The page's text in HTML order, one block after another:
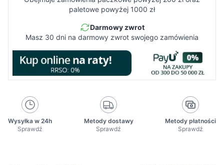
paletowe powyżej 1000 zł
Darmowy zwrot
Masz 30 dni na darmowy zwrot swojego zamówienia
Wysyłka w 24h
Sprawdź
Metody dostawy
Sprawdź
Metody płatności
Sprawdź